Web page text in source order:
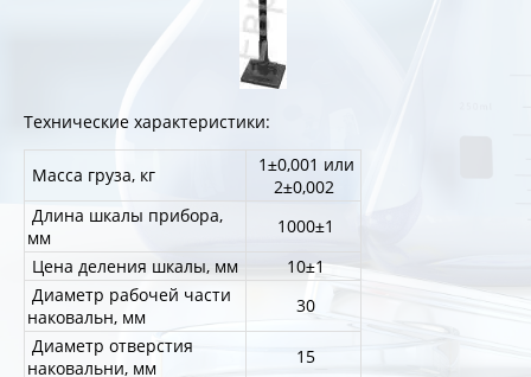
Технические характеристики:
Масса груза, кг
1±0,001 или
2±0,002
Длина шкалы прибора,
мм
1000±1
Цена деления шкалы, мм
10±1
Диаметр рабочей части
наковальн, мм
30
Диаметр отверстия
наковальни, мм
15